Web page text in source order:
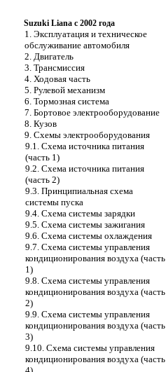
Suzuki Liana с 2002 года
1. Эксплуатация и техническое
обслуживание автомобиля
2. Двигатель
3. Трансмиссия
4. Ходовая часть
5. Рулевой механизм
6. Тормозная система
7. Бортовое электрооборудование
8. Кузов
9. Схемы электрооборудования
9.1. Схема источника питания
(часть 1)
9.2. Схема источника питания
(часть 2)
9.3. Принципиальная схема
системы пуска
9.4. Схема системы зарядки
9.5. Схема системы зажигания
9.6. Схема системы охлаждения
9.7. Схема системы управления
кондиционирования воздуха (часть
1)
9.8. Схема системы управления
кондиционирования воздуха (часть
2)
9.9. Схема системы управления
кондиционирования воздуха (часть
3)
9.10. Схема системы управления
кондиционирования воздуха (часть